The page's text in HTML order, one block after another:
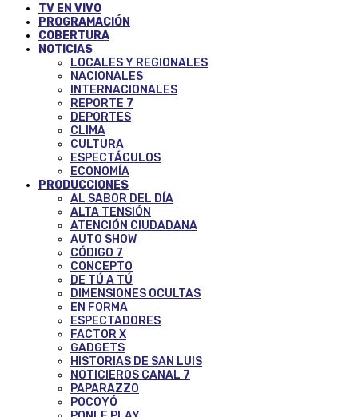
TV EN VIVO
PROGRAMACIÓN
COBERTURA
NOTICIAS
LOCALES Y REGIONALES
NACIONALES
INTERNACIONALES
REPORTE 7
DEPORTES
CLIMA
CULTURA
ESPECTÁCULOS
ECONOMÍA
PRODUCCIONES
AL SABOR DEL DÍA
ALTA TENSIÓN
ATENCIÓN CIUDADANA
AUTO SHOW
CÓDIGO 7
CONCEPTO
DE TÚ A TÚ
DIMENSIONES OCULTAS
EN FORMA
ESPECTADORES
FACTOR X
GADGETS
HISTORIAS DE SAN LUIS
NOTICIEROS CANAL 7
PAPARAZZO
POCOYÓ